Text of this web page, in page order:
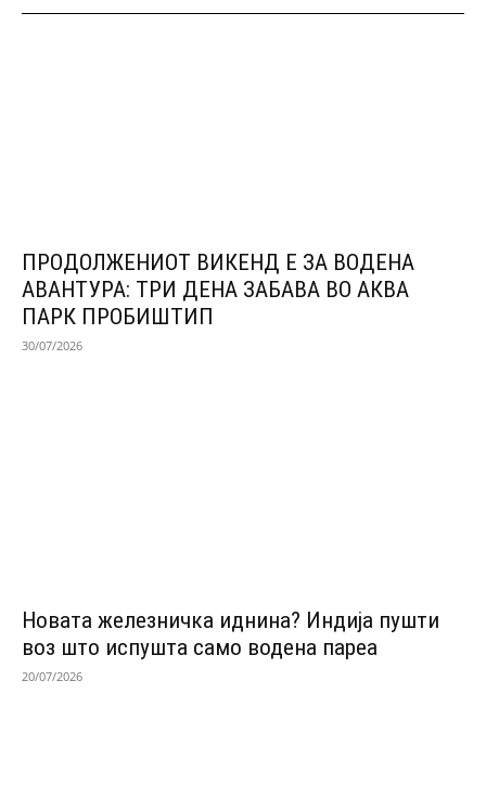
ПРОДОЛЖЕНИОТ ВИКЕНД Е ЗА ВОДЕНА
АВАНТУРА: ТРИ ДЕНА ЗАБАВА ВО АКВА
ПАРК ПРОБИШТИП
30/07/2026
Новата железничка иднина? Индија пушти
воз што испушта само водена пареа
20/07/2026